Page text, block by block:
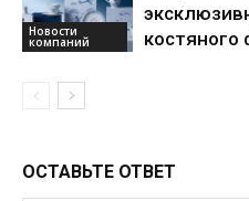
Новости
компаний
ОСТАВЬТЕ ОТВЕТ